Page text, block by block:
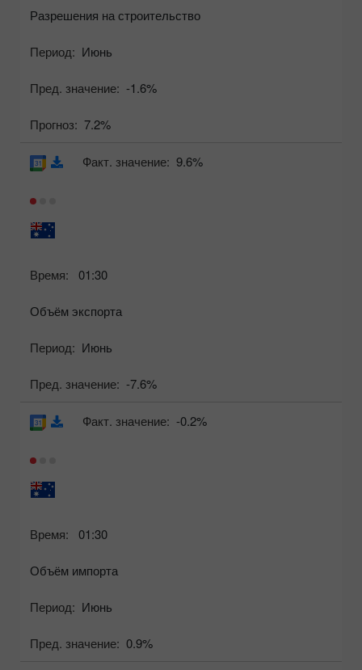
Разрешения на строительство
Период: Июнь
Пред. значение: -1.6%
Прогноз: 7.2%
Время: 01:30
Объём экспорта
Период: Июнь
Пред. значение: -7.6%
Факт. значение: 9.6%
Время: 01:30
Объём импорта
Период: Июнь
Пред. значение: 0.9%
Факт. значение: -0.2%